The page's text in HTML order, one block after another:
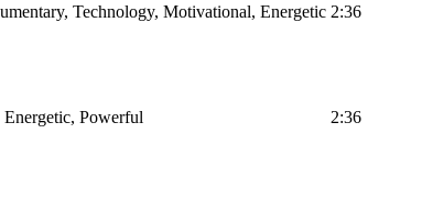
Technology, Motivational, Energetic 2:36
Powerful 2:36